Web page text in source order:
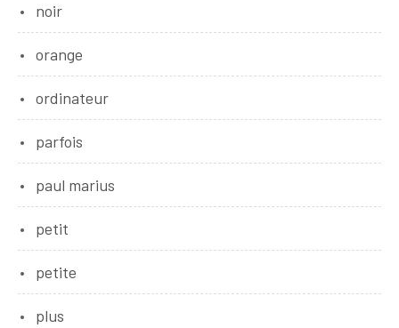
noir
orange
ordinateur
parfois
paul marius
petit
petite
plus